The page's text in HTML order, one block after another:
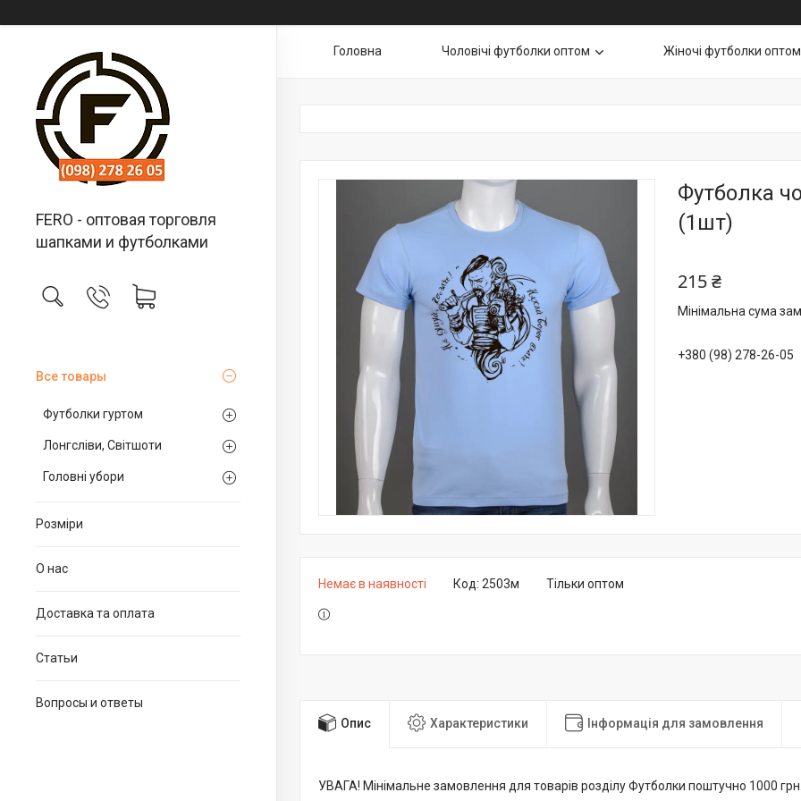
FERO - оптовая торговля
шапками и футболками
Все товары
Футболки гуртом
Лонгсліви, Світшоти
Головні убори
Розміри
О нас
Доставка та оплата
Статьи
Вопросы и ответы
Головна Чоловічі футболки оптом Жіночі футболки оптом
Футболка
(1шт)
215 ₴
Мінімальна сума
+380 (98) 278-26-05
Немає в наявності Тільки оптом
Код: 2503м
Опис Характеристики Інформація для замовлення
УВАГА! Мінімальне замовлення для товарів розділу Футболки поштучно 1000